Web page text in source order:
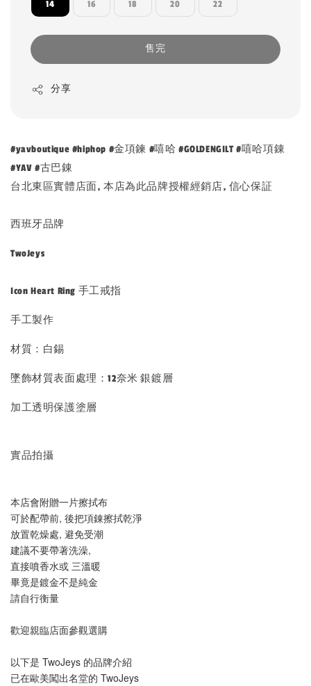
14 16 18 20 22
售完
分享
#yavboutique #hiphop #金項鍊 #嘻哈 #GOLDENGILT #嘻哈項錬
#YAV #古巴錬
台北東區實體店面, 本店為此品牌授權經銷店, 信心保証
西班牙品牌
TwoJeys
Icon Heart Ring 手工戒指
手工製作
材質：白錫
墜飾材質表面處理：12奈米 銀鍍層
加工透明保護塗層
實品拍攝
本店會附贈一片擦拭布
可於配帶前, 後把項錬擦拭乾淨
放置乾燥處, 避免受潮
建議不要帶著洗澡,
直接噴香水或 三溫暖
畢竟是鍍金不是純金
請自行衡量
歡迎親臨店面參觀選購
以下是 TwoJeys 的品牌介紹
已在歐美闖出名堂的 TwoJeys